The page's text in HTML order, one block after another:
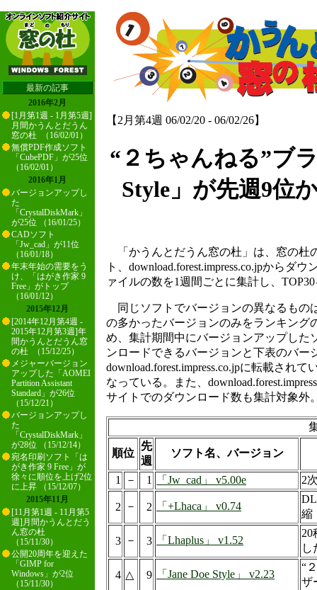
最新の記事
2016年2月
[1月第1週 - 1月第5週]
月間かうんとだうん
窓の杜 （16/02/01）
無償PDF作成ソフト
「CubePDF」が25位
（16/02/01）
2016年1月
バージョンアップし
た
「CrystalDiskMark」
が25位 （16/01/25）
CADソフト
「Jw_cad」が11位
（16/01/18）
年末年始の需要をう
け、「はがき作家 9
Free」がトップ
（16/01/12）
2015年12月
[2014年12月第4週 -
2015年12月第3週]年
間かうんとだうん窓
の杜 （15/12/25）
メジャーバージョン
アップした「AOMEI
Partition Assistant
Standard」が26位
（15/12/21）
バージョンアップし
た
「CrystalDiskMark」
が28位 （15/12/14）
宛名印刷ソフト「は
がき作家 9 Free」が
徐々に順位を上げ2位
に上昇 （15/12/07）
2015年11月
[11月第1週 - 11月第5
週]月間かうんとだう
ん窓の杜
（15/11/30）
公開20周年を迎えた
「GIMP for
Windows」が2位
（15/11/30）
【2月第4週 06/02/20 - 06/02/26】
“２ちゃんねる”ブ
Style」が先週9位
「かうんとだうん窓の杜」は、窓の杜
ト、download.forest.impress.co.jpからダ
ァイルの数を1週間ごとに集計し、
同じソフトでバージョンの異なるもの
の多かったバージョンのみをランキング
め、集計期間中にバージョンアップした
ンロードできるバージョンと下表のバー
download.forest.impress.co.jpに転載され
なっている。また、
サイトでのダウンロード数も集計対象外
順位
先
週
ソフト名、バージョン
1 － 1 「Jw_cad」 v5.00e 2
2 － 2 「+Lhaca」 v0.74
縮
3 － 3 「Lhaplus」 v1.52
20
し
4 △ 9 「Jane Doe Style」 v2.23
“
ザ